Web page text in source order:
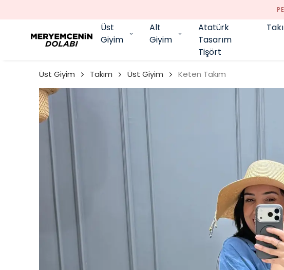
Üst
Giyim
Alt
Giyim
Atatürk
Tasarım
Tişört
Üst Giyim Takım Üst Giyim Keten Takım